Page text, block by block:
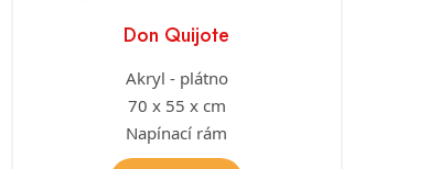
Don Quijote
Akryl - plátno
70 x 55 x cm
Napínací rám